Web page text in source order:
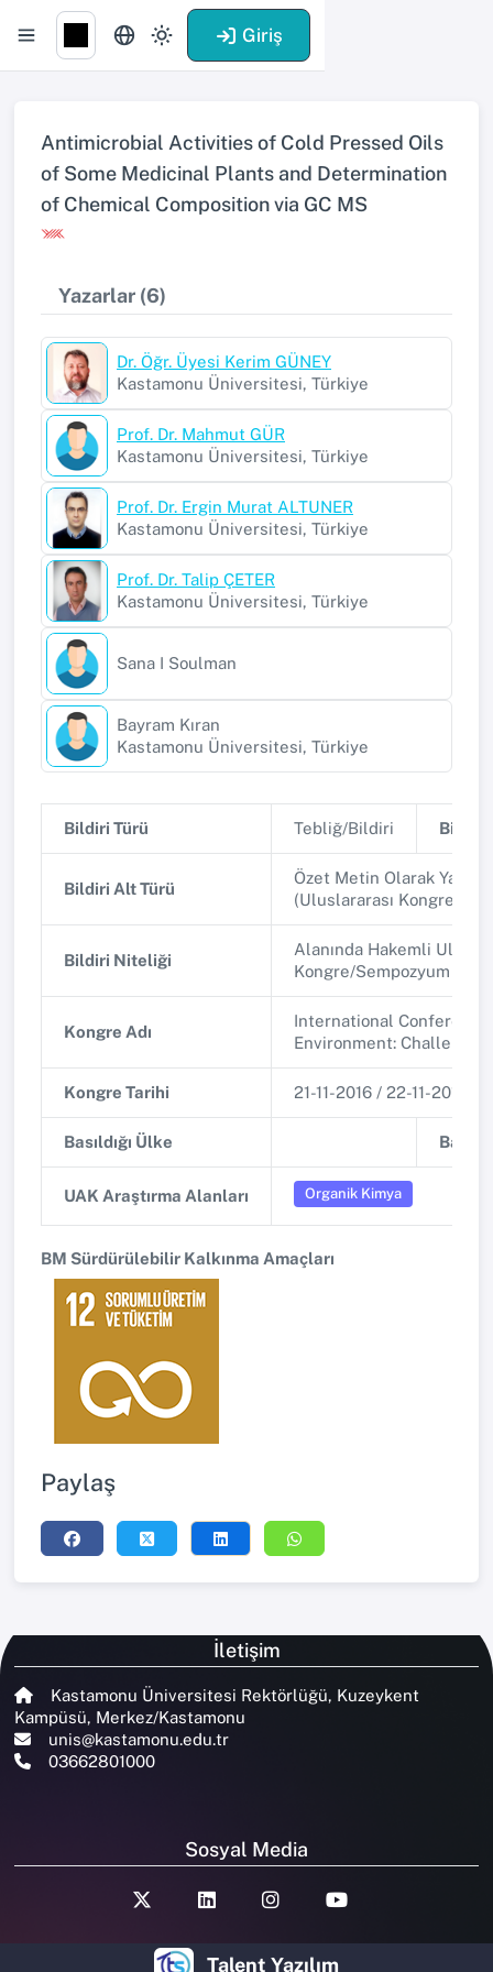
Giriş
Antimicrobial Activities of Cold Pressed Oils
of Some Medicinal Plants and Determination
of Chemical Composition via GC MS
Yazarlar (6)
Dr. Öğr. Üyesi Kerim GÜNEY
Kastamonu Üniversitesi, Türkiye
Prof. Dr. Mahmut GÜR
Kastamonu Üniversitesi, Türkiye
Prof. Dr. Ergin Murat ALTUNER
Kastamonu Üniversitesi, Türkiye
Prof. Dr. Talip ÇETER
Kastamonu Üniversitesi, Türkiye
Sana I Soulman
Bayram Kıran
Kastamonu Üniversitesi, Türkiye
Bildiri Türü Tebliğ/Bildiri Bildiri
Bildiri Alt Türü
Özet Metin Olarak
(Uluslararası Kongre/
Bildiri Niteliği
Alanında Hakemli
Kongre/Sempozyum
Kongre Adı
International
Environment:
Kongre Tarihi 21-11-2016 / 22-11-2016
Basıldığı Ülke
UAK Araştırma Alanları Organik Kimya
BM Sürdürülebilir Kalkınma Amaçları
Paylaş
İletişim
Kastamonu Üniversitesi Rektörlüğü, Kuzeykent
Kampüsü, Merkez/Kastamonu
unis@kastamonu.edu.tr
03662801000
Sosyal Media
Talent Yazılım